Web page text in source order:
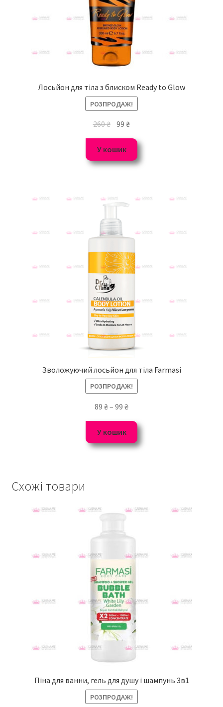
Лосьйон для тіла з блиском Ready to Glow
РОЗПРОДАЖ!
260₴ 99₴
У кошик
Зволожуючий лосьйон для тіла Farmasi
РОЗПРОДАЖ!
89 ₴– 99 ₴
У кошик
Схожі товари
Піна для ванни, гель для душу і шампунь 3в1
РОЗПРОДАЖ!